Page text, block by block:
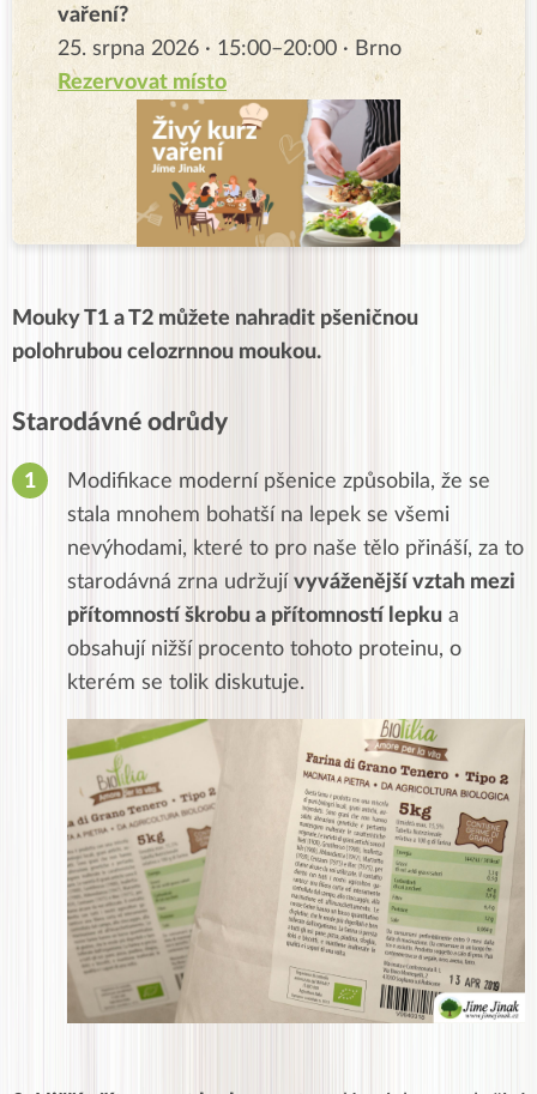
vaření?
25. srpna 2026 · 15:00–20:00 · Brno
Rezervovat místo
Mouky T1 a T2 můžete nahradit pšeničnou
polohrubou celozrnnou moukou.
Starodávné odrůdy
Modifikace moderní pšenice způsobila, že se
stala mnohem bohatší na lepek se všemi
nevýhodami, které to pro naše tělo přináší, za to
starodávná zrna udržují vyváženější vztah mezi
přítomností škrobu a přítomností lepku a
obsahují nižší procento tohoto proteinu, o
kterém se tolik diskutuje.